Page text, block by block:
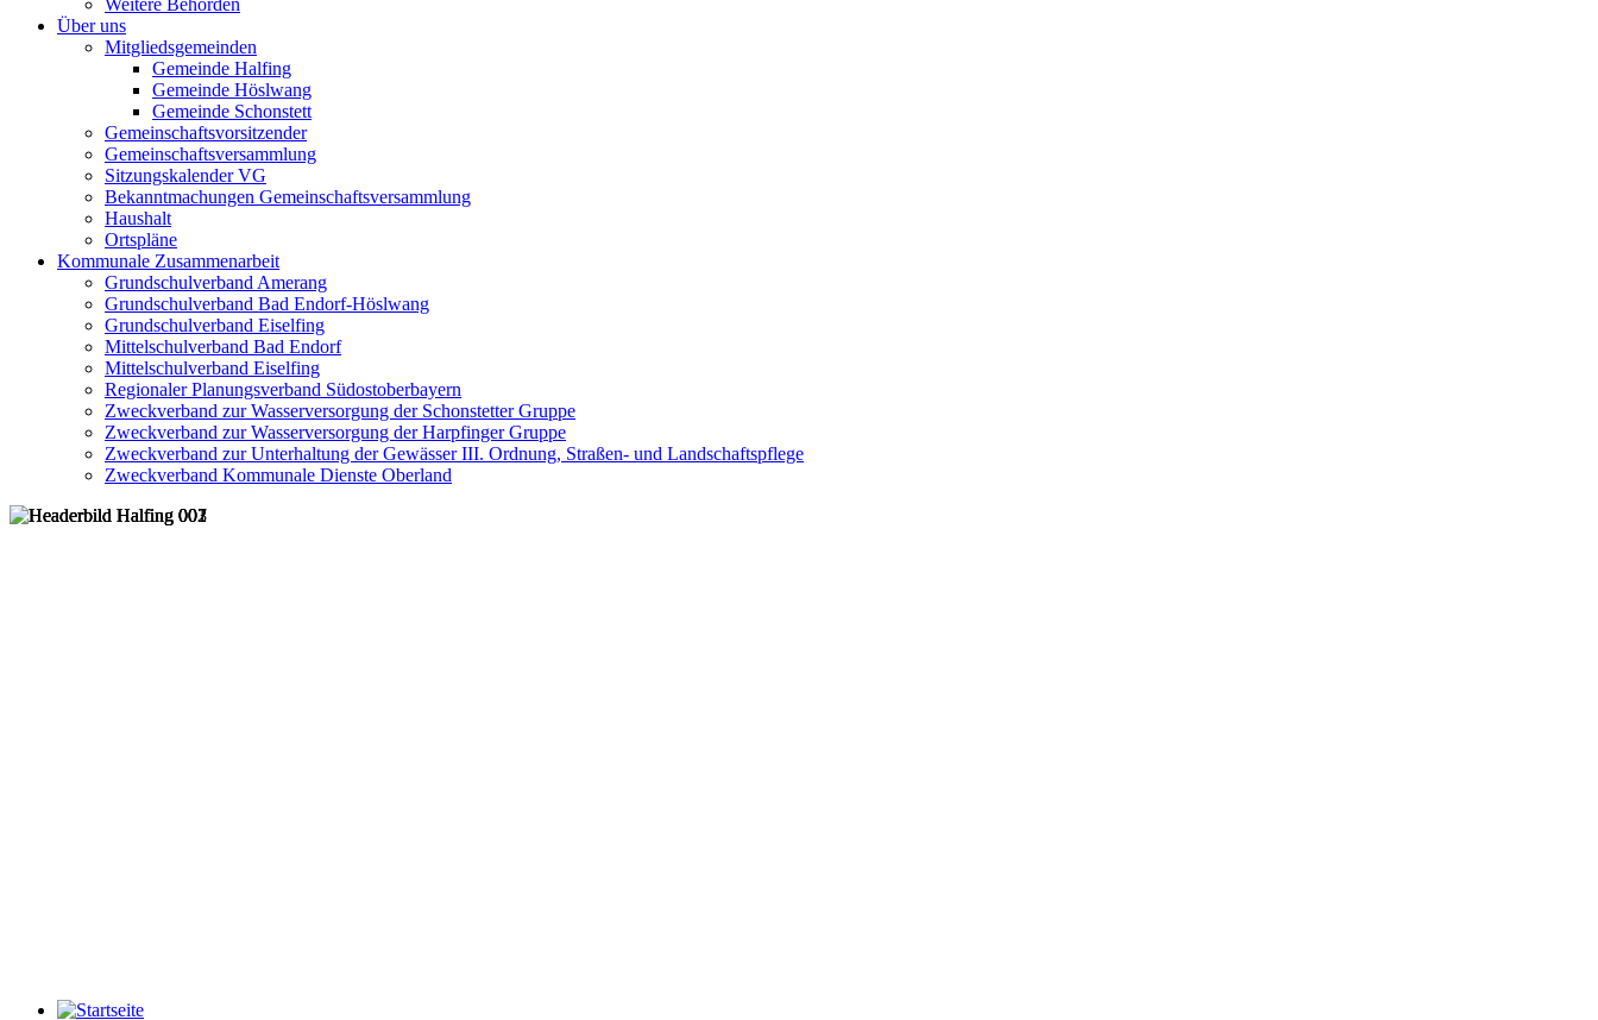
Weitere Behörden
Über uns
Mitgliedsgemeinden
Gemeinde Halfing
Gemeinde Höslwang
Gemeinde Schonstett
Gemeinschaftsvorsitzender
Gemeinschaftsversammlung
Sitzungskalender VG
Bekanntmachungen Gemeinschaftsversammlung
Haushalt
Ortspläne
Kommunale Zusammenarbeit
Grundschulverband Amerang
Grundschulverband Bad Endorf-Höslwang
Grundschulverband Eiselfing
Mittelschulverband Bad Endorf
Mittelschulverband Eiselfing
Regionaler Planungsverband Südostoberbayern
Zweckverband zur Wasserversorgung der Schonstetter Gruppe
Zweckverband zur Wasserversorgung der Harpfinger Gruppe
Zweckverband zur Unterhaltung der Gewässer III. Ordnung, Straßen- und Landschaftspflege
Zweckverband Kommunale Dienste Oberland